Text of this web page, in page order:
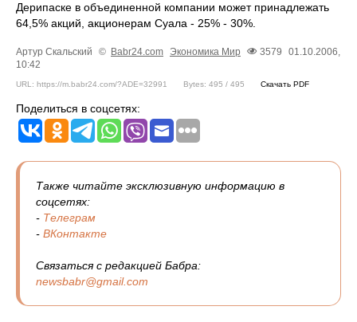
Дерипаске в объединенной компании может принадлежать
64,5% акций, акционерам Суала - 25% - 30%.
Артур Скальский © Babr24.com Экономика Мир 3579
01.10.2006,
10:42
URL: https://m.babr24.com/?ADE=32991 Bytes: 495 / 495 Скачать PDF
Поделиться в соцсетях:
Также читайте эксклюзивную информацию в
соцсетях:
- Телеграм
- ВКонтакте
Связаться с редакцией Бабра:
newsbabr@gmail.com